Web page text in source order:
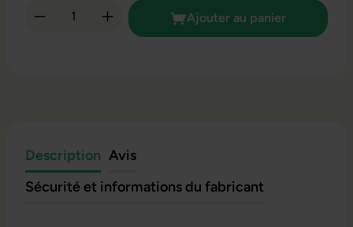
Quantité de produit : Entrez la quantité
Ajouter au panier
Description Avis
Sécurité et informations du fabricant